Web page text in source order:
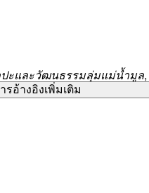
ปะและวัฒนธรรมลุ่มแม่น้ำมูล,
รอ้างอิงเพิ่มเติม